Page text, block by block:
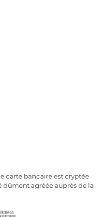
carte bancaire est cryptée
dûment agréée auprès de la